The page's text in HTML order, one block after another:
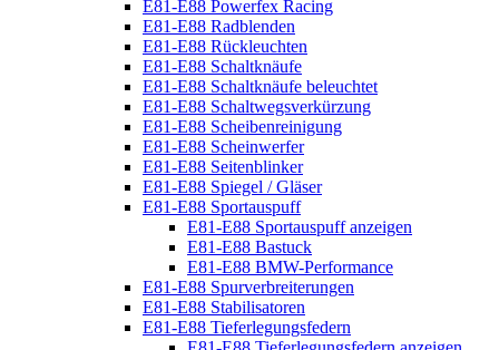
E81-E88 Powerfex Racing
E81-E88 Radblenden
E81-E88 Rückleuchten
E81-E88 Schaltknäufe
E81-E88 Schaltknäufe beleuchtet
E81-E88 Schaltwegsverkürzung
E81-E88 Scheibenreinigung
E81-E88 Scheinwerfer
E81-E88 Seitenblinker
E81-E88 Spiegel / Gläser
E81-E88 Sportauspuff
E81-E88 Sportauspuff anzeigen
E81-E88 Bastuck
E81-E88 BMW-Performance
E81-E88 Spurverbreiterungen
E81-E88 Stabilisatoren
E81-E88 Tieferlegungsfedern